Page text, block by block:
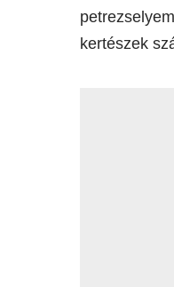
kertészek